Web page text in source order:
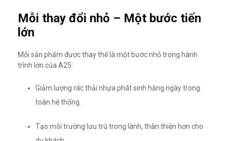
Mỗi thay đổi nhỏ – Một bước tiến
lớn
Mỗi sản phẩm được thay thế là một bước nhỏ trong hành
trình lớn của A25:
Giảm lượng rác thải nhựa phát sinh hằng ngày trong
toàn hệ thống.
Tạo môi trường lưu trú trong lành, thân thiện hơn cho